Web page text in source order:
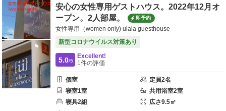
安心の女性専用ゲストハウス。2022年12月オ
ープン。2人部屋。
即予約
女性専用（women only) ulala guesthouse
新型コロナウイルス対策あり
5.0/5
Excellent!
1件の評価
個室 定員2名
寝室1室 共用浴室2室
寝具2組 広さ9.5㎡